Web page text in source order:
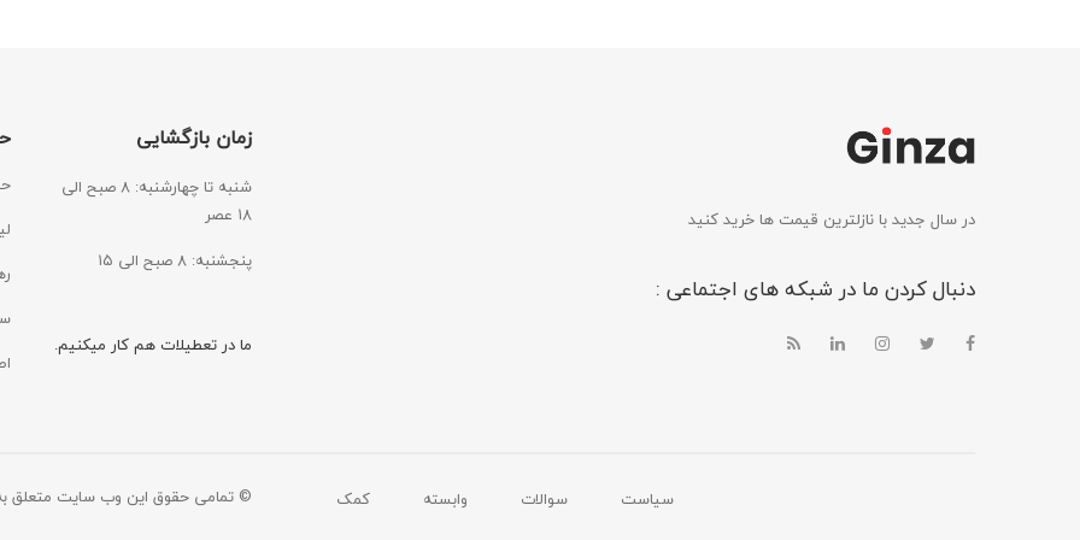
در سال جدید با نازلترین قیمت ها خرید کنید
دنبال کردن ما در شبکه های اجتماعی :
زمان بازگشایی
شنبه تا چهارشنبه: ۸ صبح الی
۱۸ عصر
پنجشنبه: ۸ صبح الی ۱۵
ما در تعطیلات هم کار میکنیم.
© تمامی حقوق این وب سایت متعلق سیاست سوالات وابسته کمک